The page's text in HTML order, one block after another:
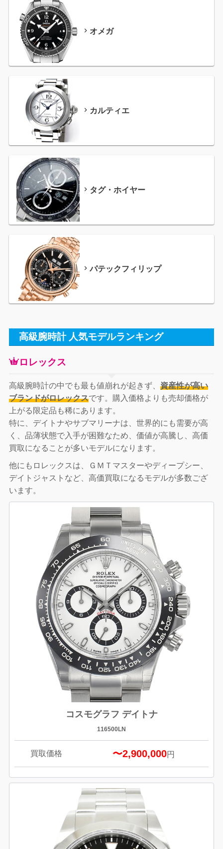
オメガ
カルティエ
タグ・ホイヤー
パテックフィリップ
高級腕時計 人気モデルランキング
ロレックス
高級腕時計の中でも最も値崩れが起きず、 資産性が高い
ブランドがロレックスです。購入価格よりも売却価格が
上がる限定品も稀にあります。
特に、デイトナやサブマリーナは、世界的にも需要が高
く、品薄状態で入手が困難なため、価値が高騰し、高価
買取になることが多いモデルになります。
他にもロレックスは、ＧＭＴマスターやディープシー、
デイトジャストなど、高価買取になるモデルが多数ござ
います。
コスモグラフ デイトナ
116500LN
買取価格 〜2,900,000円